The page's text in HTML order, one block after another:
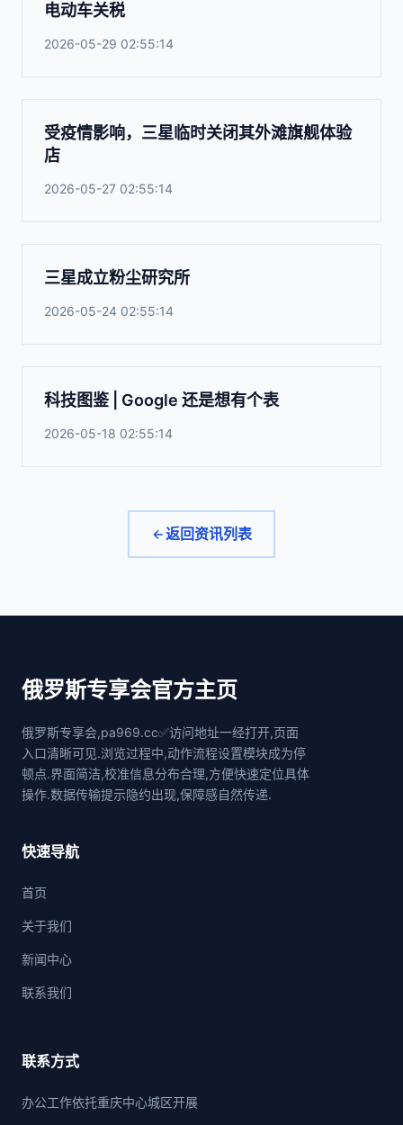
电动车关税
2026-05-29 02:55:14
受疫情影响，三星临时关闭其外滩旗舰体验
店
2026-05-27 02:55:14
三星成立粉尘研究所
2026-05-24 02:55:14
科技图鉴 | Google 还是想有个表
2026-05-18 02:55:14
返回资讯列表
俄罗斯专享会官方主页
俄罗斯专享会,pa969.cc✅访问地址一经打开,页面
入口清晰可见.浏览过程中,动作流程设置模块成为停
顿点.界面简洁,校准信息分布合理,方便快速定位具体
操作.数据传输提示隐约出现,保障感自然传递.
快速导航
首页
关于我们
新闻中心
联系我们
联系方式
办公工作依托重庆中心城区开展